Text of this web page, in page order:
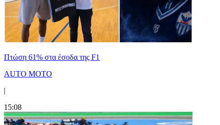
Πτώση 61% στα έσοδα της F1
AUTO MOTO
|
15:08